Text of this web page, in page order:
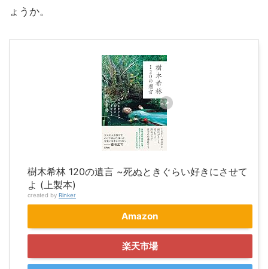
ょうか。
樹木希林 120の遺言 ~死ぬときぐらい好きにさせて
よ (上製本)
created by Rinker
Amazon
楽天市場